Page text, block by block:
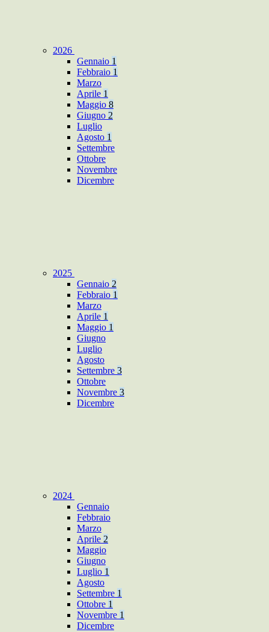
2026
Gennaio 1
Febbraio 1
Marzo
Aprile 1
Maggio 8
Giugno 2
Luglio
Agosto 1
Settembre
Ottobre
Novembre
Dicembre
2025
Gennaio 2
Febbraio 1
Marzo
Aprile 1
Maggio 1
Giugno
Luglio
Agosto
Settembre 3
Ottobre
Novembre 3
Dicembre
2024
Gennaio
Febbraio
Marzo
Aprile 2
Maggio
Giugno
Luglio 1
Agosto
Settembre 1
Ottobre 1
Novembre 1
Dicembre